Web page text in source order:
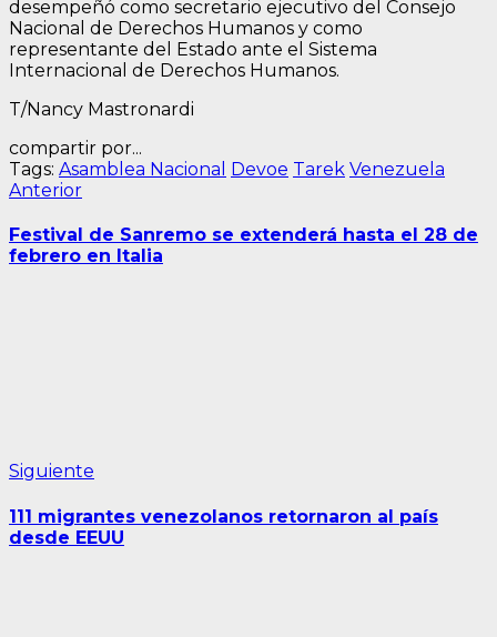
desempeñó como secretario ejecutivo del Consejo
Nacional de Derechos Humanos y como
representante del Estado ante el Sistema
Internacional de Derechos Humanos.
T/Nancy Mastronardi
compartir por...
Tags: Asamblea Nacional Devoe Tarek Venezuela
Navegación
de
entradas
AnteriorEntrada
Festival de Sanremo se extenderá hasta el 28 de
febrero en Italia
Siguiente
111 migrantes venezolanos retornaron al país
desde EEUU